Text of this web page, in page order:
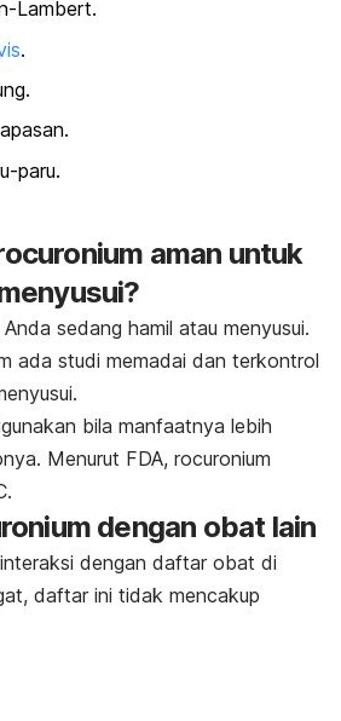
Lambert.
.
paru.
aman untuk
sedang hamil atau menyusui.
ada studi memadai dan terkontrol
bila manfaatnya lebih
Menurut FDA, rocuronium
dengan obat lain
dengan daftar obat di
daftar ini tidak mencakup